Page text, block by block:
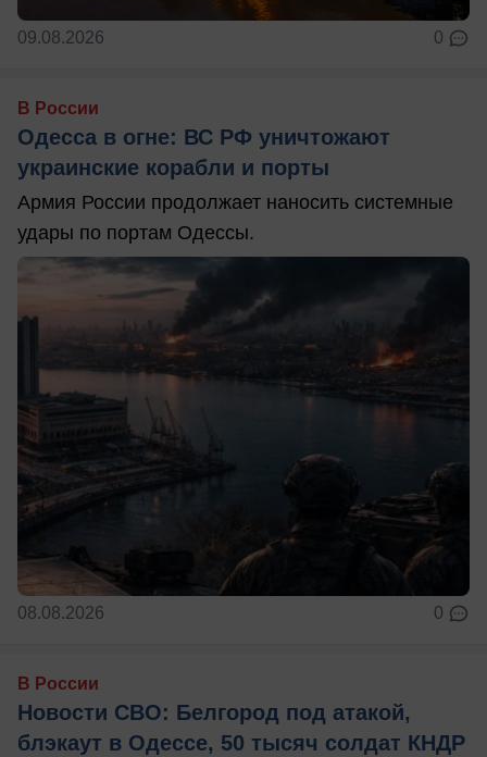
09.08.2026 0
В России
Одесса в огне: ВС РФ уничтожают
украинские корабли и порты
Армия России продолжает наносить системные
удары по портам Одессы.
08.08.2026 0
В России
Новости СВО: Белгород под атакой,
блэкаут в Одессе, 50 тысяч солдат КНДР